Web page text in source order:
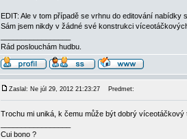
EDIT: Ale v tom případě se vrhnu do editování
Sám jsem nikdy v žádné své konstrukci
Rád poslouchám hudbu.
Zaslal: Ne júl 29, 2012 21:23:27 Predmet:
Trochu mi uniká, k čemu může být dobrý
Cui bono ?